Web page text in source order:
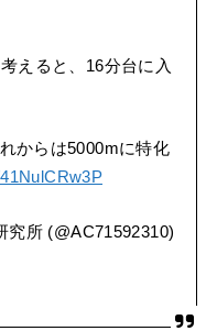
えると、16分台に入
からは5000mに特化
所 (@AC71592310)